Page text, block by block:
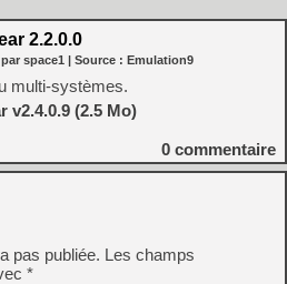
2.2.0.0
par space1 | Source : Emulation9
multi-systèmes.
v2.4.0.9 (2.5 Mo)
0 commentaire
pas publiée. Les champs
*